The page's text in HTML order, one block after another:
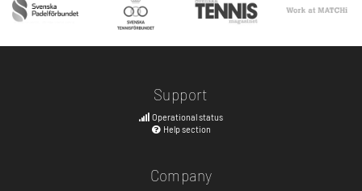
Support
Operational status
Help section
Company